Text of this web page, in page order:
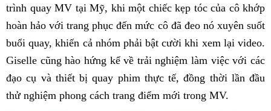
trình quay MV tại Mỹ, khi một chiếc kẹp tóc của cô khớp
hoàn hảo với trang phục đến mức cô đã đeo nó xuyên suốt
buổi quay, khiến cả nhóm phải bật cười khi xem lại video.
Giselle cũng hào hứng kể về trải nghiệm làm việc với các
đạo cụ và thiết bị quay phim thực tế, đồng thời lần đầu
thử nghiệm phong cách trang điểm mới trong MV.